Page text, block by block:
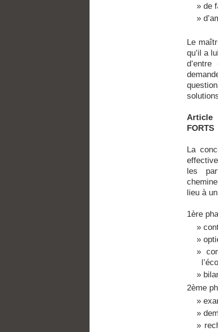
de
Le
qu’il a
Article
FORTS
La
les
lieu à
1ère
2ème